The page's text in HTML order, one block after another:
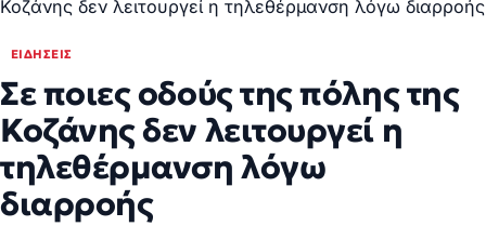
Κοζάνης δεν λειτουργεί η τηλεθέρμανση λόγω διαρροής
ΕΙΔΉΣΕΙΣ
Σε ποιες οδούς της πόλης της
Κοζάνης δεν λειτουργεί η
τηλεθέρμανση λόγω
διαρροής